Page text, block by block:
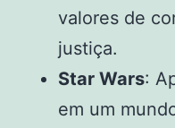
valores de
justiça.
Star Wars:
em um